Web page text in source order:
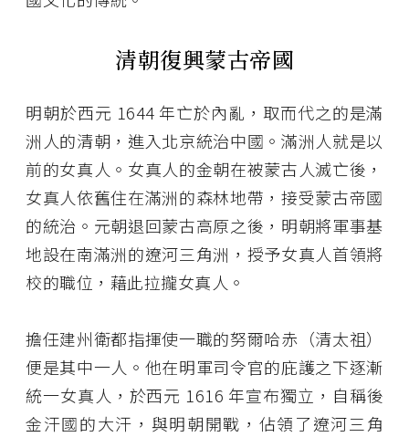
清朝復興蒙古帝國
明朝於西元 1644 年亡於內亂，取而代之的是滿
洲人的清朝，進入北京統治中國。滿洲人就是以
前的女真人。女真人的金朝在被蒙古人滅亡後，
女真人依舊住在滿洲的森林地帶，接受蒙古帝國
的統治。元朝退回蒙古高原之後，明朝將軍事基
地設在南滿洲的遼河三角洲，授予女真人首領將
校的職位，藉此拉攏女真人。
擔任建州衛都指揮使一職的努爾哈赤（清太祖）
便是其中一人。他在明軍司令官的庇護之下逐漸
統一女真人，於西元 1616 年宣布獨立，自稱後
金汗國的大汗，與明朝開戰，佔領了遼河三角